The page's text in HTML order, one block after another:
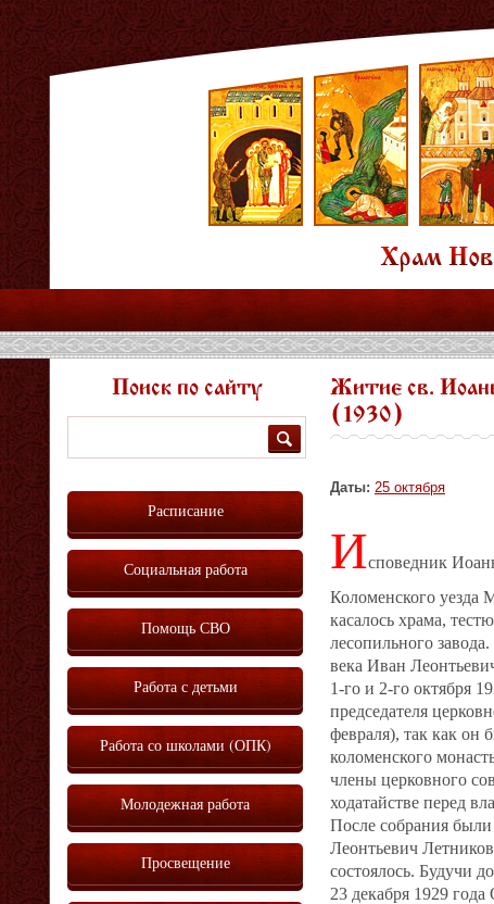
Житие св.
(1930)
Даты: 25 октября
Исповедник
Коломенского уезда
касалось храма,
лесопильного
века Иван
1-го и 2-го октября
председателя
февраля), так как он
коломенского
члены церковного
ходатайстве перед
После собрания были
Леонтьевич
состоялось. Будучи
23 декабря 1929
Поиск по сайту
Расписание
Социальная работа
Помощь СВО
Работа с детьми
Работа со школами (ОПК)
Молодежная работа
Просвещение